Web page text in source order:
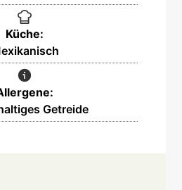
Küche:
Getreide